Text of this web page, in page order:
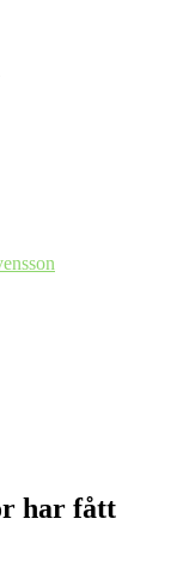
har fått